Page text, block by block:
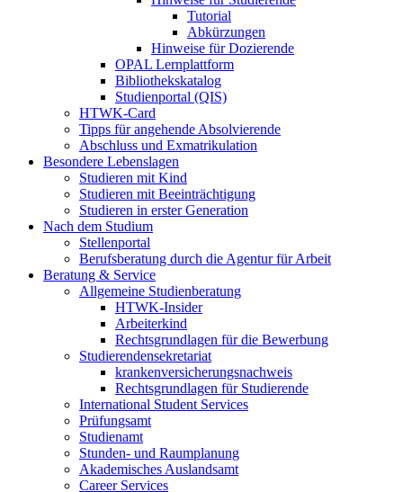
Tutorial
Abkürzungen
Hinweise für Dozierende
OPAL Lernplattform
Bibliothekskatalog
Studienportal (QIS)
HTWK-Card
Tipps für angehende Absolvierende
Abschluss und Exmatrikulation
Besondere Lebenslagen
Studieren mit Kind
Studieren mit Beeinträchtigung
Studieren in erster Generation
Nach dem Studium
Stellenportal
Berufsberatung durch die Agentur für Arbeit
Beratung & Service
Allgemeine Studienberatung
HTWK-Insider
Arbeiterkind
Rechtsgrundlagen für die Bewerbung
Studierendensekretariat
krankenversicherungsnachweis
Rechtsgrundlagen für Studierende
International Student Services
Prüfungsamt
Studienamt
Stunden- und Raumplanung
Akademisches Auslandsamt
Career Services